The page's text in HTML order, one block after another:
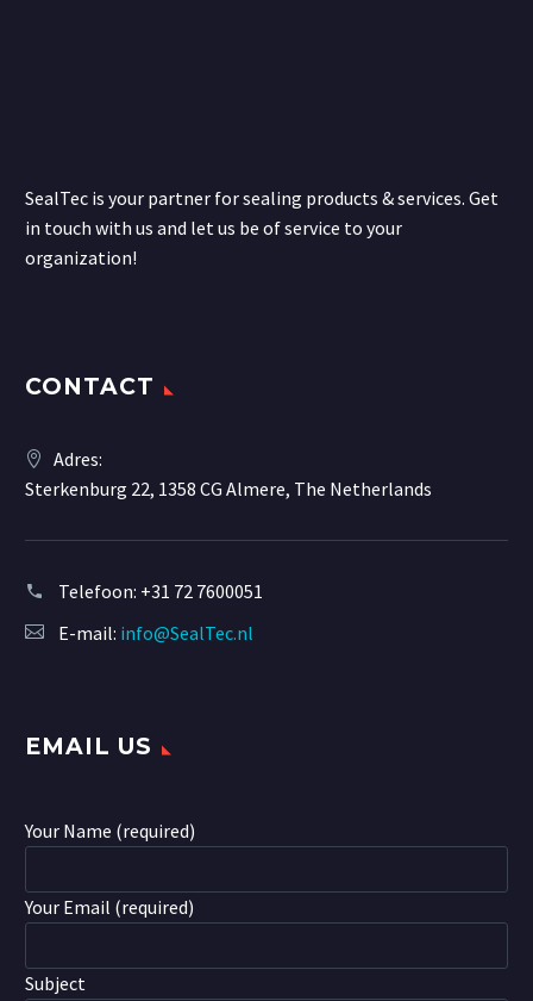
SealTec is your partner for sealing products & services. Get
in touch with us and let us be of service to your
organization!
CONTACT
Adres:
Sterkenburg 22, 1358 CG Almere, The Netherlands
Telefoon: +31 72 7600051
E-mail: info@SealTec.nl
EMAIL US
Your Name (required)
Your Email (required)
Subject